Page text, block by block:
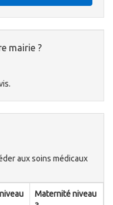
mairie ?
aux soins médicaux
Maternité niveau